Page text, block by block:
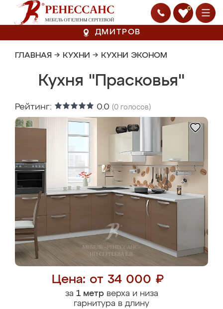
0
ДМИТРОВ
ГЛАВНАЯ → КУХНИ → КУХНИ ЭКОНОМ
Кухня "Прасковья"
Рейтинг: 0.0 (0 голосов)
Цена: от 34 000 ₽
за 1 метрверха и низа
гарнитура в длину